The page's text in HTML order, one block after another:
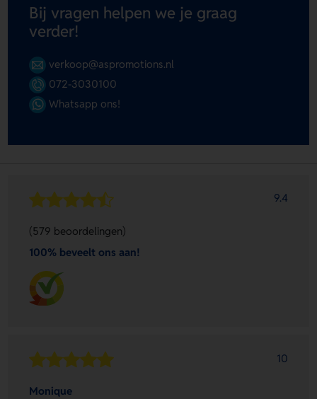
Bij vragen helpen we je graag
verder!
verkoop@aspromotions.nl
072-3030100
Whatsapp ons!
9.4
(579 beoordelingen)
100% beveelt ons aan!
10
Monique